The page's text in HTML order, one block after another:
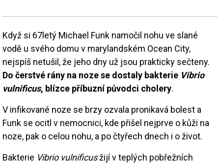
Když si 67letý Michael Funk namočil nohu ve slané
vodě u svého domu v marylandském Ocean City,
nejspíš netušil, že jeho dny už jsou prakticky sečteny.
Do čerstvé rány na noze se dostaly bakterie Vibrio
vulnificus, blízce příbuzní původci cholery.
V infikované noze se brzy ozvala pronikavá bolest a
Funk se ocitl v nemocnici, kde přišel nejprve o kůži na
noze, pak o celou nohu, a po čtyřech dnech i o život.
Bakterie Vibrio vulnificusžijí v teplých pobřežních